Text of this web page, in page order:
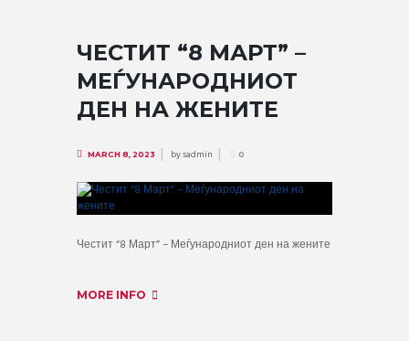
ЧЕСТИТ “8 МАРТ” –
МЕЃУНАРОДНИОТ
ДЕН НА ЖЕНИТЕ
MARCH 8, 2023 bysadmin 0
Честит “8 Март” – Меѓународниот ден на жените
MORE INFO